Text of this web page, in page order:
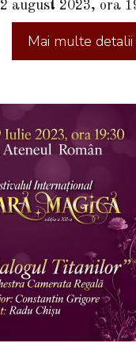
2 august 2023, ora